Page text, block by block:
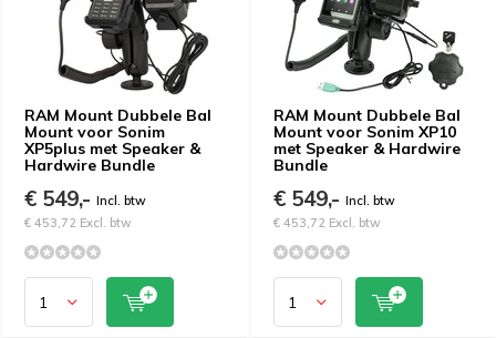
RAM Mount Dubbele Bal
Mount voor Sonim
XP5plus met Speaker &
Hardwire Bundle
€ 549,- Incl. btw
€ 453,72 Excl. btw
RAM Mount Dubbele Bal
Mount voor Sonim XP10
met Speaker & Hardwire
Bundle
€ 549,- Incl. btw
€ 453,72 Excl. btw